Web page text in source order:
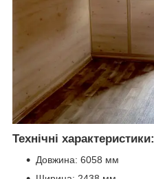
Технічні характеристики:
Довжина: 6058 мм